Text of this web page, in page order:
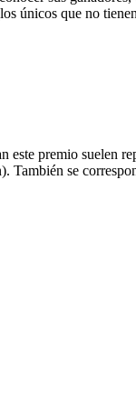
únicos que no
este premio suelen
También se